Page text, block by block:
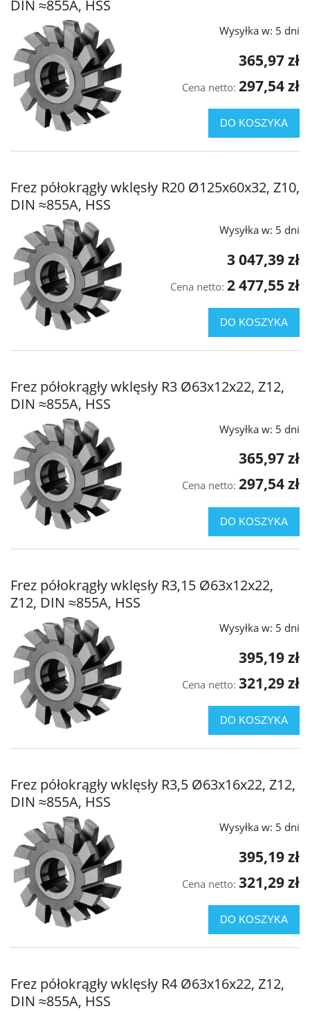
DIN ≈855A, HSS
Wysyłka w: 5 dni
365,97 zł
Cena netto: 297,54 zł
DO KOSZYKA
Frez półokrągły wklęsły R20 Ø125x60x32, Z10,
DIN ≈855A, HSS
Wysyłka w: 5 dni
3 047,39 zł
Cena netto: 2 477,55 zł
DO KOSZYKA
Frez półokrągły wklęsły R3 Ø63x12x22, Z12,
DIN ≈855A, HSS
Wysyłka w: 5 dni
365,97 zł
Cena netto: 297,54 zł
DO KOSZYKA
Frez półokrągły wklęsły R3,15 Ø63x12x22,
Z12, DIN ≈855A, HSS
Wysyłka w: 5 dni
395,19 zł
Cena netto: 321,29 zł
DO KOSZYKA
Frez półokrągły wklęsły R3,5 Ø63x16x22, Z12,
DIN ≈855A, HSS
Wysyłka w: 5 dni
395,19 zł
Cena netto: 321,29 zł
DO KOSZYKA
Frez półokrągły wklęsły R4 Ø63x16x22, Z12,
DIN ≈855A, HSS